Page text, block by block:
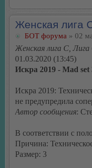
Женская лига
БОТ форума » 02
Женская лига С,
01.03.2020 (13:45)
Искра 2019 - Mad set
Искра 2019:
не предупредила
Автор сообщения:
В соответствии с
Причина:
Размер: 3